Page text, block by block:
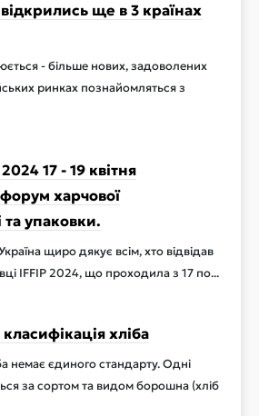
ще в 3 країнах
- більше нових, задоволених
ринках познайомляться з
17 - 19 квітня
харчової
та упаковки.
щиро дякує всім, хто відвідав
IFFIP 2024, що проходила з 17 по...
хліба
немає єдиного стандарту. Одні
за сортом та видом борошна (хліб